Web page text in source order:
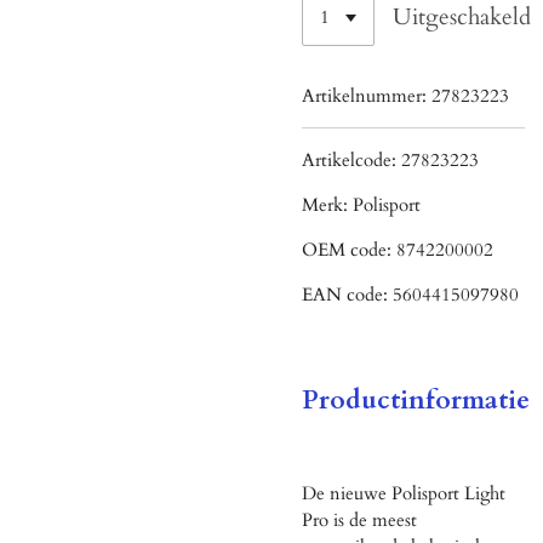
Uitgeschakeld
Artikelnummer: 27823223
Artikelcode: 27823223
Merk: Polisport
OEM code: 8742200002
EAN code: 5604415097980
Productinformatie
De nieuwe Polisport Light
Pro is de meest